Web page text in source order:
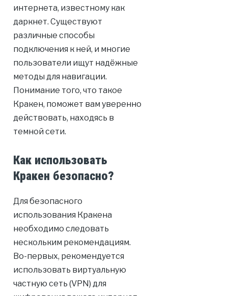
интернета, известному как
даркнет. Существуют
различные способы
подключения к ней, и многие
пользователи ищут надёжные
методы для навигации.
Понимание того, что такое
Кракен, поможет вам уверенно
действовать, находясь в
темной сети.
Как использовать
Кракен безопасно?
Для безопасного
использования Кракена
необходимо следовать
нескольким рекомендациям.
Во-первых, рекомендуется
использовать виртуальную
частную сеть (VPN) для